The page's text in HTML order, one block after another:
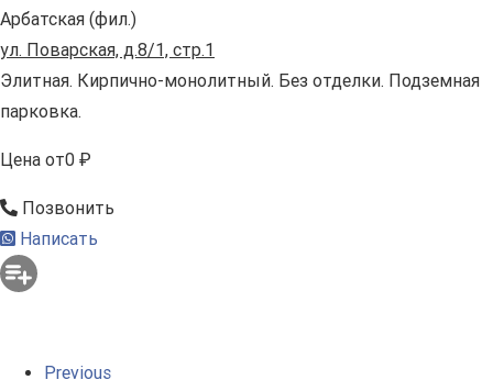
Арбатская (фил.)
ул. Поварская, д.8/1, стр.1
Элитная. Кирпично-монолитный. Без отделки. Подземная
парковка.
Цена от0 ₽
Позвонить
Написать
Previous